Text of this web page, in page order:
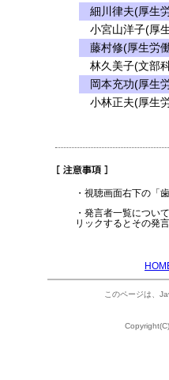
細川律夫(厚生
小宮山洋子(厚
藤村修(厚生労
林久美子(文部
岡本充功(厚生
小林正夫(厚生
・視聴画面右下の「
・発言者一覧につい
リックするとその発
このページは、